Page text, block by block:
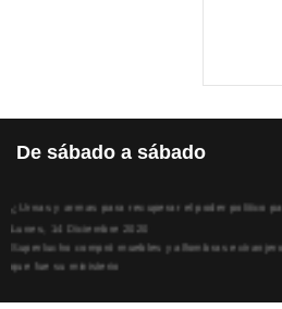
De sábado a sábado
Lunes, 14 Diciembre 2020
Superlucho compró muebles y alfombras
que fue su ministerio
Viernes, 11 Diciembre 2020